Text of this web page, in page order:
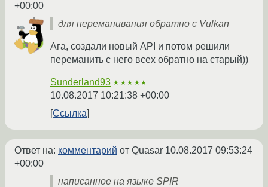
+00:00
для переманивания обратно с Vulkan
Ага, создали новый API и потом решили
переманить с него всех обратно на старый))
Sunderland93 ★★★★★
10.08.2017 10:21:38 +00:00
Ссылка
Ответ на: комментарий от Quasar 10.08.2017 09:53:24
+00:00
написанное на языке SPIR